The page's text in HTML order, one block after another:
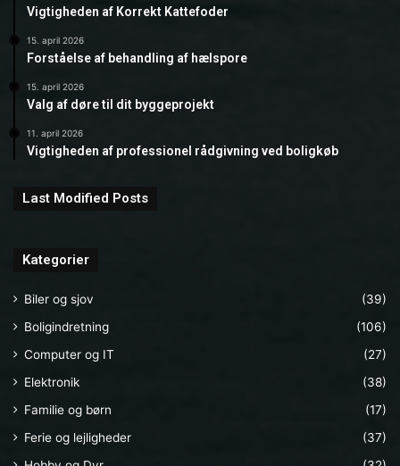
Vigtigheden af Korrekt Kattefoder
15. april 2026
Forståelse af behandling af hælspore
15. april 2026
Valg af døre til dit byggeprojekt
11. april 2026
Vigtigheden af professionel rådgivning ved boligkøb
Last Modified Posts
Kategorier
Biler og sjov
(39)
Boligindretning
(106)
Computer og IT
(27)
Elektronik
(38)
Familie og børn
(17)
Ferie og lejligheder
(37)